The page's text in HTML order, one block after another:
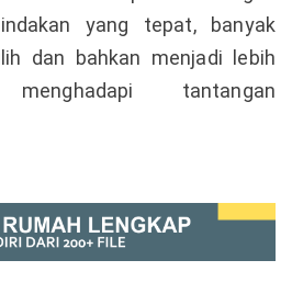
yang tepat, banyak
dan bahkan menjadi lebih
tantangan